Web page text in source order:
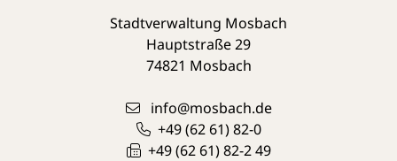
Stadtverwaltung Mosbach
Hauptstraße 29
74821 Mosbach
info@mosbach.de
+49 (62 61) 82-0
+49 (62 61) 82-2 49